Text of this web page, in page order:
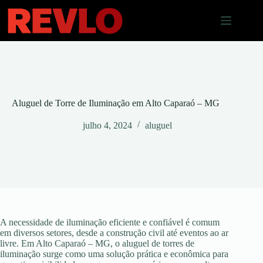
para
conteúdo
Aluguel de Torre de Iluminação em Alto Caparaó – MG
julho 4, 2024 aluguel
A necessidade de iluminação eficiente e confiável é comum
em diversos setores, desde a construção civil até eventos ao ar
livre. Em Alto Caparaó – MG, o aluguel de torres de
iluminação surge como uma solução prática e econômica para